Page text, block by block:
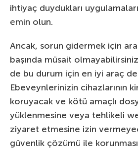
ihtiyaç duydukları
emin olun.
Ancak, sorun gidermek için
başında müsait
de bu durum için en iyi araç
Ebeveynlerinizin cihazlarının
koruyacak ve kötü amaçlı
yüklenmesine veya tehlikeli
ziyaret etmesine izin
güvenlik çözümü ile